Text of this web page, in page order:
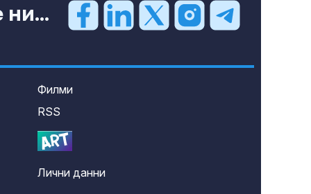
ни...
Филми
RSS
Лични данни